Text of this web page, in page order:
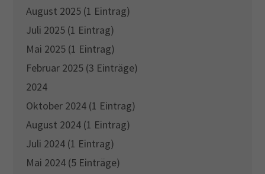
August 2025 (1 Eintrag)
Juli 2025 (1 Eintrag)
Mai 2025 (1 Eintrag)
Februar 2025 (3 Einträge)
2024
Oktober 2024 (1 Eintrag)
August 2024 (1 Eintrag)
Juli 2024 (1 Eintrag)
Mai 2024 (5 Einträge)